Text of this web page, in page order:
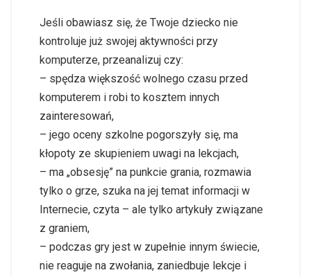
Jeśli obawiasz się, że Twoje dziecko nie
kontroluje już swojej aktywności przy
komputerze, przeanalizuj czy:
– spędza większość wolnego czasu przed
komputerem i robi to kosztem innych
zainteresowań,
– jego oceny szkolne pogorszyły się, ma
kłopoty ze skupieniem uwagi na lekcjach,
– ma „obsesję” na punkcie grania, rozmawia
tylko o grze, szuka na jej temat informacji w
Internecie, czyta – ale tylko artykuły związane
z graniem,
– podczas gry jest w zupełnie innym świecie,
nie reaguje na zwołania, zaniedbuje lekcje i